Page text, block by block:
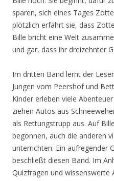
sparen, sich eines Tages
plötzlich erfährt sie, dass
Bille bricht eine Welt
und gar, dass ihr dreizehnter
Im dritten Band lernt der
Jungen vom Peershof und
Kinder erleben viele
ziehen Autos aus
als Rettungstrupp aus. Auf
begonnen, auch die anderen
unterrichten. Ein aufregender
beschließt diesen Band. Im
Quizfragen und wissenswerte